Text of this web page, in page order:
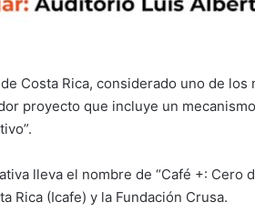
Costa Rica, considerado uno de
proyecto que incluye un
lleva el nombre de “Café +:
Rica (Icafe) y la Fundación Crusa.